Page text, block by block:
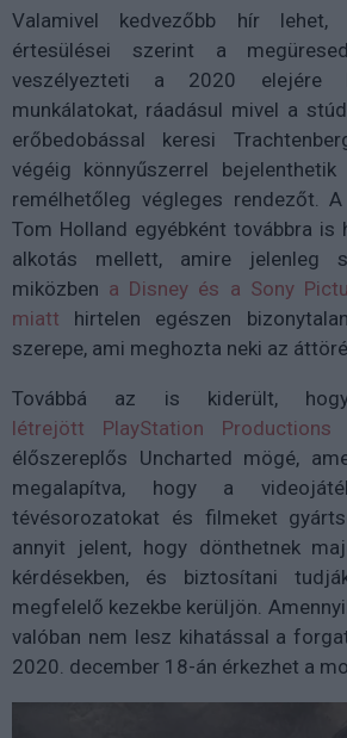
Valamivel kedvezőbb hír
értesülései szerint a
veszélyezteti a 2020 elejére
munkálatokat, ráadásul mivel a
erőbedobással keresi
végéig könnyűszerrel
remélhetőleg végleges rendezőt.
Tom Holland egyébként továbbra is
alkotás mellett, amire jelenleg
miközben a Disney és a Sony
miatt hirtelen egészen
szerepe, ami meghozta neki az
Továbbá az is kiderült,
létrejött PlayStation Productions
élőszereplős Uncharted mögé,
megalapítva, hogy a
tévésorozatokat és filmeket
annyit jelent, hogy dönthetnek
kérdésekben, és biztosítani
megfelelő kezekbe kerüljön.
valóban nem lesz kihatással a
2020. december 18-án érkezhet a